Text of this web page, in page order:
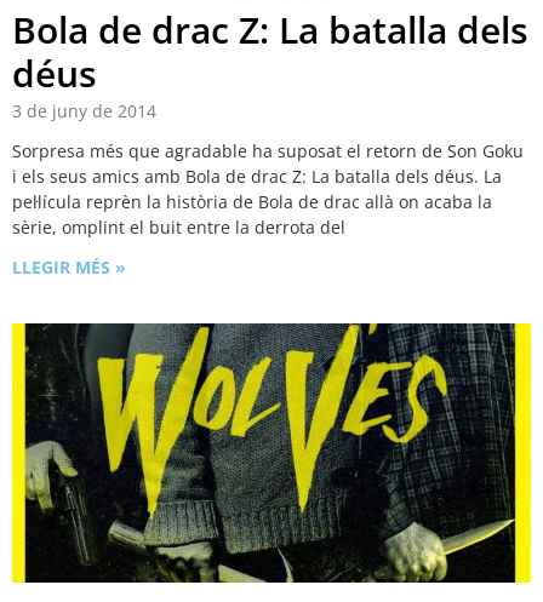
Bola de drac Z: La batalla dels
déus
3 de juny de 2014
Sorpresa més que agradable ha suposat el retorn de Son Goku
i els seus amics amb Bola de drac Z: La batalla dels déus. La
pel·lícula reprèn la història de Bola de drac allà on acaba la
sèrie, omplint el buit entre la derrota del
LLEGIR MÉS »